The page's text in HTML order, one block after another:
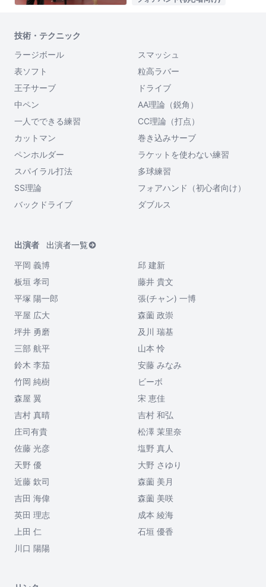
技術・テクニック
ラージボール
スマッシュ
表ソフト
粒高ラバー
王子サーブ
ドライブ
中ペン
AA理論（鋭角）
一人でできる練習
CC理論（打点）
カットマン
巻き込みサーブ
ペンホルダー
ラケットを使わない練習
スパイラル打法
多球練習
SS理論
フォアハンド（初心者向け）
バックドライブ
ダブルス
出演者
出演者一覧
平岡 義博
邱 建新
板垣 孝司
藤井 貴文
平塚 陽一郎
張(チャン) 一博
平屋 広大
森薗 政崇
坪井 勇磨
及川 瑞基
三部 航平
山本 怜
鈴木 李茄
安藤 みなみ
竹岡 純樹
ビーボ
森屋 翼
宋 恵佳
吉村 真晴
吉村 和弘
庄司有貴
松澤 茉里奈
佐藤 光彦
塩野 真人
天野 優
大野 さゆり
近藤 欽司
森薗 美月
吉田 海偉
森薗 美咲
英田 理志
成本 綾海
上田 仁
石垣 優香
川口 陽陽